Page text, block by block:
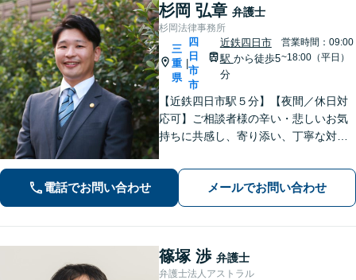
杉岡 弘章 弁護士
杉岡法律事務所
三
重
県
四
日
市
市
近鉄四日市
駅 から徒歩5
分
営業時間：09:00
~18:00（平日）
【近鉄四日市駅５分】【夜間／休日対
応可】ご相談者様の辛い・悲しいお気
持ちに共感し、寄り添い、丁寧な対応
相続／刑事事件など、幅広く対応【地
域に根ざした弁護士】お気軽にお問い
合わせください。
電話でお問い合わせ メールでお問い合わせ
篠塚 渉 弁護士
弁護士法人アストラル